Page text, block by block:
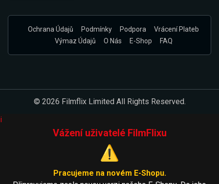
Ochrana Údajů Podmínky Podpora
Vrácení Plateb
Výmaz Údajů
O Nás E-Shop FAQ
© 2026 Filmflix Limited All Rights Reserved.
i
Vážení uživatelé FilmFlixu
⚠️
Pracujeme na novém E-Shopu.